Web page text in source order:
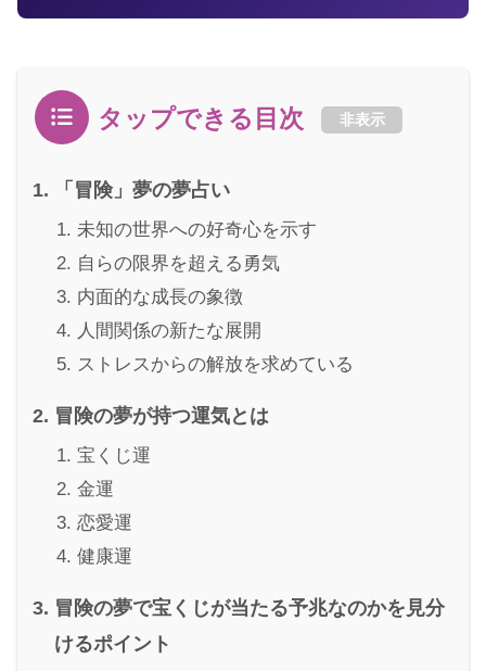
タップできる目次 非表示
「冒険」夢の夢占い
未知の世界への好奇心を示す
自らの限界を超える勇気
内面的な成長の象徴
人間関係の新たな展開
ストレスからの解放を求めている
冒険の夢が持つ運気とは
宝くじ運
金運
恋愛運
健康運
冒険の夢で宝くじが当たる予兆なのかを見分
けるポイント